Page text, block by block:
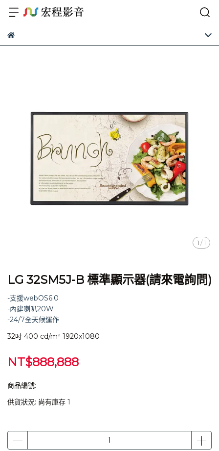
1 /1
LG 32SM5J-B 標準顯示器(請來電詢問)
-支援webOS6.0
-內建喇叭20W
-24/7全天候運作
32吋 400 cd/m² 1920x1080
NT$888,888
商品編號:
供貨狀況: 尚有庫存 1